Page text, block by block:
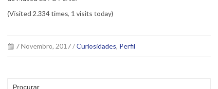
(Visited 2.334 times, 1 visits today)
7 Novembro, 2017 /Curiosidades, Perfil